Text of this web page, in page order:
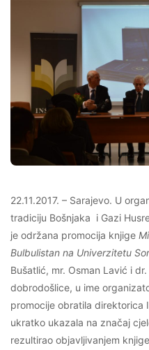
22.11.2017. – Sarajevo. U
tradiciju Bošnjaka i Gazi
je održana promocija knjige
Bulbulistan na Univerzitetu
Bušatlić, mr. Osman Lavić i
dobrodošlice, u ime
promocije obratila direktorica
ukratko ukazala na značaj
rezultirao objavljivanjem